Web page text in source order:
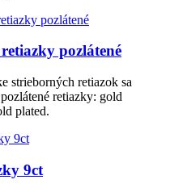
pozlátené
strieborných retiazok sa
retiazky: gold
plated.
9ct